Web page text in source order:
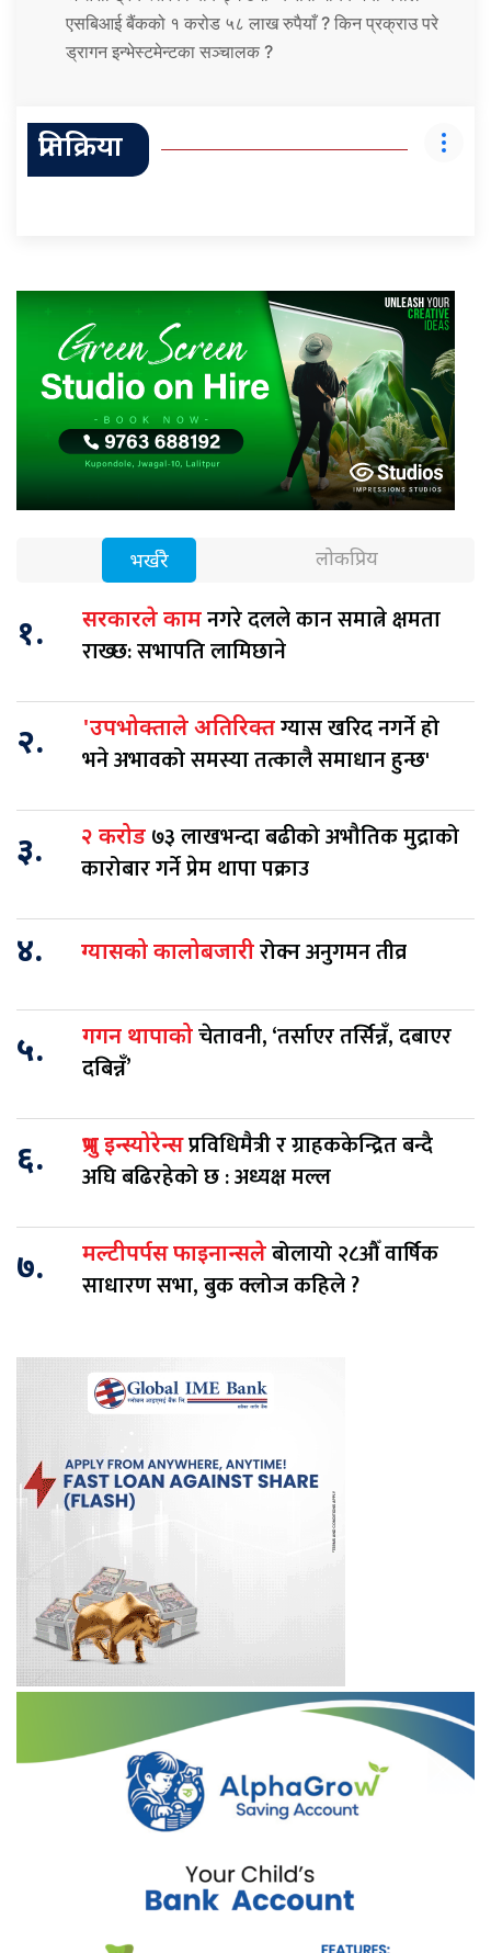
एसबिआई बैंकको १ करोड ५८ लाख रुपैयाँ ? किन प्रक्राउ परे
ड्रागन इन्भेस्टमेन्टका सञ्चालक ?
प्रतिक्रिया
भर्खरै लोकप्रिय
१. सरकारले कामनगरे दलले कान समात्ने क्षमता
राख्छ: सभापति लामिछाने
२. 'उपभोक्ताले अतिरिक्तग्यास खरिद नगर्ने हो
भने अभावको समस्या तत्कालै समाधान हुन्छ'
३. २ करोड ७३ लाखभन्दा बढीको अभौतिक मुद्राको
कारोबार गर्ने प्रेम थापा पक्राउ
४. ग्यासको कालोबजारीरोक्न अनुगमन तीव्र
५. गगन थापाकोचेतावनी, ‘तर्साएर तर्सिन्नँ, दबाएर
दबिन्नँ’
६. प्रभु इन्स्योरेन्सप्रविधिमैत्री र ग्राहककेन्द्रित बन्दै
अघि बढिरहेको छ : अध्यक्ष मल्ल
७. मल्टीपर्पस फाइनान्सलेबोलायो २८औँ वार्षिक
साधारण सभा, बुक क्लोज कहिले ?